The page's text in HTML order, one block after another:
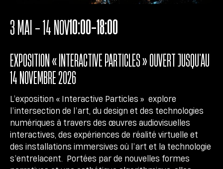
EXPOSITION « INTERACTIVE PARTICLES » OUVERT JUSQU’AU
14 NOVEMBRE 2026
L’exposition « Interactive Particles » explore
l’intersection de l’art, du design et des technologies
numériques à travers des œuvres audiovisuelles
interactives, des expériences de réalité virtuelle et
des installations immersives où l’art et la technologie
s’entrelacent. Portées par de nouvelles formes
3 MAI - 14 NOV10:00-18:00